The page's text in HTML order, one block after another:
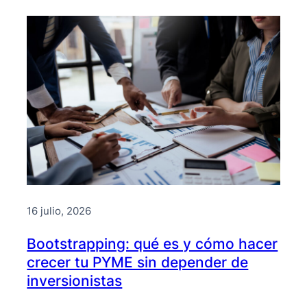
16 julio, 2026
Bootstrapping: qué es y cómo hacer
crecer tu PYME sin depender de
inversionistas